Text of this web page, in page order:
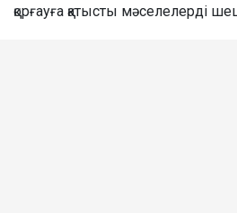
қорғауға қатысты мәселелерді